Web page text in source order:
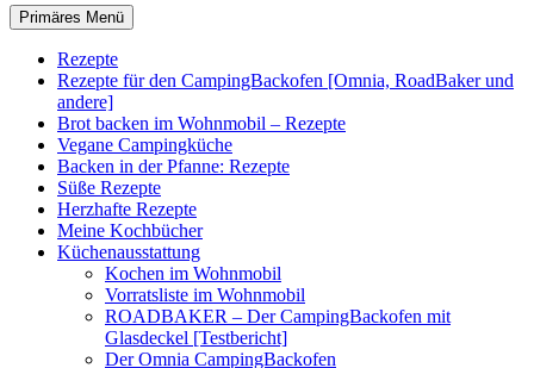
Suchen
Primäres Menü
Rezepte
Rezepte für den CampingBackofen [Omnia, RoadBaker und
andere]
Brot backen im Wohnmobil – Rezepte
Vegane Campingküche
Backen in der Pfanne: Rezepte
Süße Rezepte
Herzhafte Rezepte
Meine Kochbücher
Küchenausstattung
Kochen im Wohnmobil
Vorratsliste im Wohnmobil
ROADBAKER – Der CampingBackofen mit
Glasdeckel [Testbericht]
Der Omnia CampingBackofen